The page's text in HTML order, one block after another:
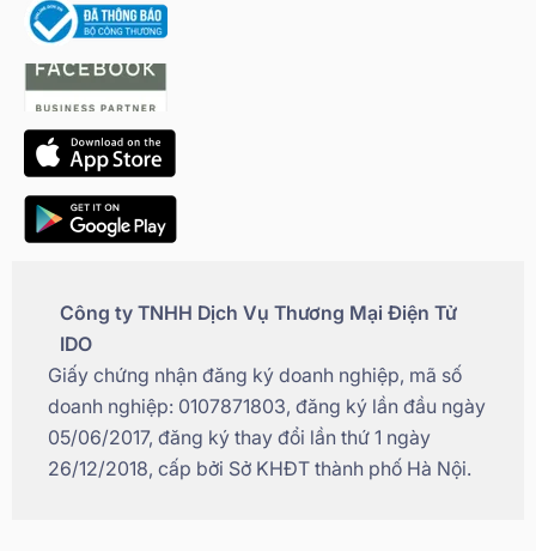
Công ty TNHH Dịch Vụ Thương Mại Điện Tử
IDO
Giấy chứng nhận đăng ký doanh nghiệp, mã số
doanh nghiệp: 0107871803, đăng ký lần đầu ngày
05/06/2017, đăng ký thay đổi lần thứ 1 ngày
26/12/2018, cấp bởi Sở KHĐT thành phố Hà Nội.